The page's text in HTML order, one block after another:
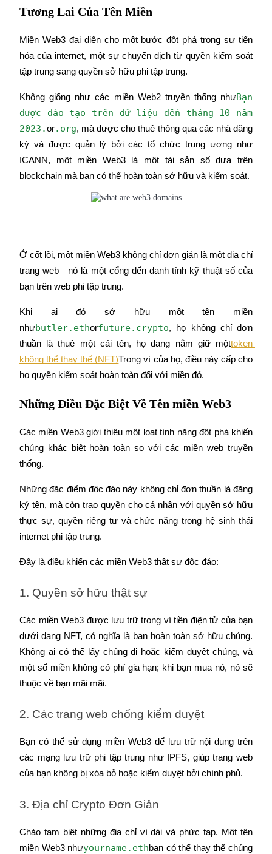
Phái sinh cổ phiếu, ngoại hối, kim loại quý và hàng hóa
USDC Futures vĩnh cửu
Futures sử dụng USDC làm tài sản thế chấp
Sao chép Giao dịch
Trở thành Nhà giao dịch Sao chép
Tận hưởng chia sẻ lợi nhuận và hoa hồng giao dịch sao chép
Phân tích dữ liệu lớn bao gồm thông tin giao dịch, v.v.
Hướng dẫn
Hướng dẫn giao dịch Spot
Tương Lai Của Tên Miền
Miền Web3 đại diện cho một bước đột phá trong sự tiến
hóa của internet, một sự chuyển dịch từ quyền kiểm soát
tập trung sang quyền sở hữu phi tập trung.
Không giống như các miền Web2 truyền thống nhưBạn
được đào tạo trên dữ liệu đến tháng 10 năm
2023.or.org, mà được cho thuê thông qua các nhà đăng
ký và được quản lý bởi các tổ chức trung ương như
ICANN, một miền Web3 là một tài sản số dựa trên
blockchain mà bạn có thể hoàn toàn sở hữu và kiểm soát.
Ở cốt lõi, một miền Web3 không chỉ đơn giản là một địa chỉ
trang web—nó là một cổng đến danh tính kỹ thuật số của
bạn trên web phi tập trung.
Khi ai đó sở hữu một tên miền
nhưbutler.ethorfuture.crypto, họ không chỉ đơn
thuần là thuê một cái tên, họ đang nắm giữ mộttoken
không thể thay thế (NFT)Trong ví của họ, điều này cấp cho
họ quyền kiểm soát hoàn toàn đối với miền đó.
Những Điều Đặc Biệt Về Tên miền Web3
Các miền Web3 giới thiệu một loạt tính năng đột phá khiến
chúng khác biệt hoàn toàn so với các miền web truyền
thống.
Những đặc điểm độc đáo này không chỉ đơn thuần là đăng
ký tên, mà còn trao quyền cho cá nhân với quyền sở hữu
thực sự, quyền riêng tư và chức năng trong hệ sinh thái
internet phi tập trung.
Đây là điều khiến các miền Web3 thật sự độc đáo:
1. Quyền sở hữu thật sự
Các miền Web3 được lưu trữ trong ví tiền điện tử của bạn
dưới dạng NFT, có nghĩa là bạn hoàn toàn sở hữu chúng.
Không ai có thể lấy chúng đi hoặc kiểm duyệt chúng, và
một số miền không có phí gia hạn; khi bạn mua nó, nó sẽ
thuộc về bạn mãi mãi.
2. Các trang web chống kiểm duyệt
Bạn có thể sử dụng miền Web3 để lưu trữ nội dung trên
các mạng lưu trữ phi tập trung như IPFS, giúp trang web
của bạn không bị xóa bỏ hoặc kiểm duyệt bởi chính phủ.
3. Địa chỉ Crypto Đơn Giản
Chào tạm biệt những địa chỉ ví dài và phức tạp. Một tên
miền Web3 nhưyourname.ethbạn có thể thay thế chúng